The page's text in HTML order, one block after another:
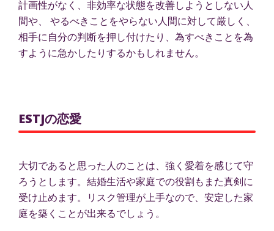
計画性がなく、非効率な状態を改善しようとしない人
間や、 やるべきことをやらない人間に対して厳しく、
相手に自分の判断を押し付けたり、為すべきことを為
すように急かしたりするかもしれません。
ESTJの恋愛
大切であると思った人のことは、強く愛着を感じて守
ろうとします。結婚生活や家庭での役割もまた真剣に
受け止めます。リスク管理が上手なので、安定した家
庭を築くことが出来るでしょう。